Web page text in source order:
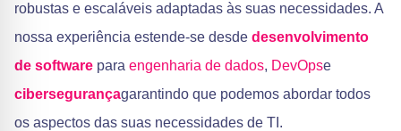
robustas e escaláveis adaptadas às suas necessidades. A
nossa experiência estende-se desde desenvolvimento
de software para engenharia de dados, DevOpse
cibersegurançagarantindo que podemos abordar todos
os aspectos das suas necessidades de TI.